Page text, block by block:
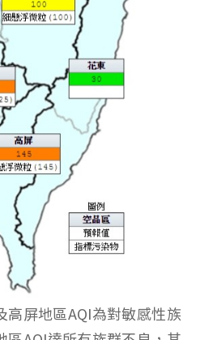
高屏地區AQI為對敏感性族